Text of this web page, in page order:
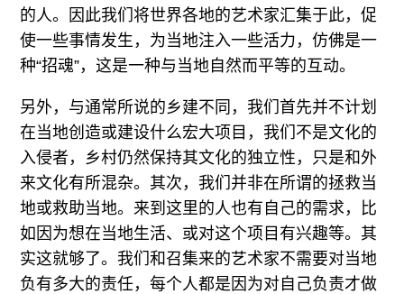
的人。因此我们将世界各地的艺术家汇集于此，促
使一些事情发生，为当地注入一些活力，仿佛是一
种“招魂”，这是一种与当地自然而平等的互动。
另外，与通常所说的乡建不同，我们首先并不计划
在当地创造或建设什么宏大项目，我们不是文化的
入侵者，乡村仍然保持其文化的独立性，只是和外
来文化有所混杂。其次，我们并非在所谓的拯救当
地或救助当地。来到这里的人也有自己的需求，比
如因为想在当地生活、或对这个项目有兴趣等。其
实这就够了。我们和召集来的艺术家不需要对当地
负有多大的责任，每个人都是因为对自己负责才做